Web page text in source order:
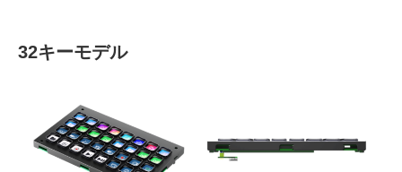
32キーモデル